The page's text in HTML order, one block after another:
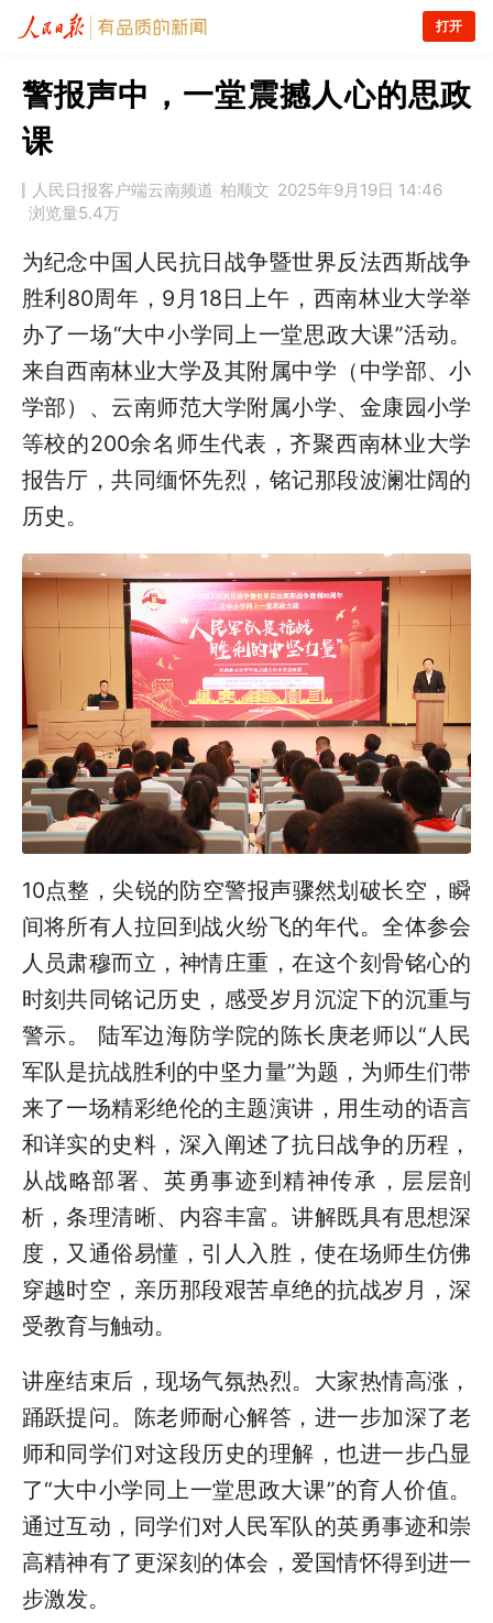
打开
警报声中，一堂震撼人心的思政
课
人民日报客户端云南频道 柏顺文 2025年9月19日 14:46
浏览量5.4万
为纪念中国人民抗日战争暨世界反法西斯战争
胜利80周年，9月18日上午，西南林业大学举
办了一场“大中小学同上一堂思政大课”活动。
来自西南林业大学及其附属中学（中学部、小
学部）、云南师范大学附属小学、金康园小学
等校的200余名师生代表，齐聚西南林业大学
报告厅，共同缅怀先烈，铭记那段波澜壮阔的
历史。
10点整，尖锐的防空警报声骤然划破长空，瞬
间将所有人拉回到战火纷飞的年代。全体参会
人员肃穆而立，神情庄重，在这个刻骨铭心的
时刻共同铭记历史，感受岁月沉淀下的沉重与
警示。 陆军边海防学院的陈长庚老师以“人民
军队是抗战胜利的中坚力量”为题，为师生们带
来了一场精彩绝伦的主题演讲，用生动的语言
和详实的史料，深入阐述了抗日战争的历程，
从战略部署、英勇事迹到精神传承，层层剖
析，条理清晰、内容丰富。讲解既具有思想深
度，又通俗易懂，引人入胜，使在场师生仿佛
穿越时空，亲历那段艰苦卓绝的抗战岁月，深
受教育与触动。
讲座结束后，现场气氛热烈。大家热情高涨，
踊跃提问。陈老师耐心解答，进一步加深了老
师和同学们对这段历史的理解，也进一步凸显
了“大中小学同上一堂思政大课”的育人价值。
通过互动，同学们对人民军队的英勇事迹和崇
高精神有了更深刻的体会，爱国情怀得到进一
步激发。